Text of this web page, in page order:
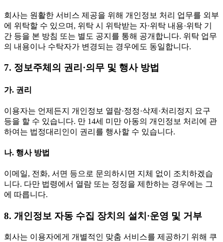
회사는 원활한 서비스 제공을 위해 개인정보 처리 업무를 외부
에 위탁할 수 있으며, 위탁 시 위탁받는 자·위탁 내용·위탁 기
간 등을 본 방침 또는 별도 공지를 통해 공개합니다. 위탁 업무
의 내용이나 수탁자가 변경되는 경우에도 동일합니다.
7. 정보주체의 권리·의무 및 행사 방법
가. 권리
이용자는 언제든지 개인정보 열람·정정·삭제·처리정지 요구
등을 할 수 있습니다. 만 14세 미만 아동의 개인정보 처리에 관
하여는 법정대리인이 권리를 행사할 수 있습니다.
나. 행사 방법
이메일, 전화, 서면 등으로 문의하시면 지체 없이 조치하겠습
니다. 다만 법령에서 열람 또는 정정을 제한하는 경우에는 그
에 따릅니다.
8. 개인정보 자동 수집 장치의 설치·운영 및 거부
회사는 이용자에게 개별적인 맞춤 서비스를 제공하기 위해 쿠